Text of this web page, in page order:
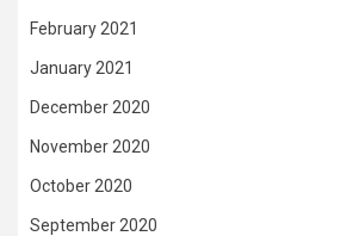
February 2021
January 2021
December 2020
November 2020
October 2020
September 2020